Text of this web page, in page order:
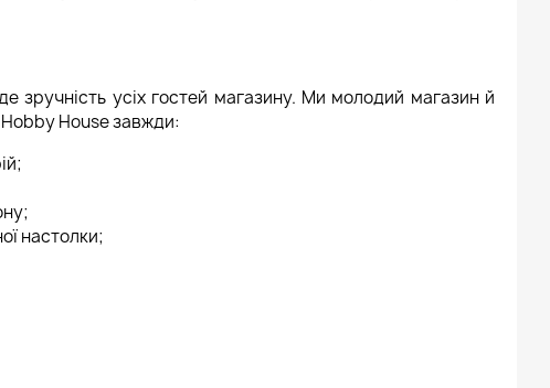
усіх гостей магазину. Ми молодий магазин й
House завжди:
настолки;